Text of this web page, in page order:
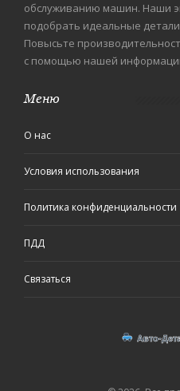
обслуживанию машин. Наши
подобрать идеальные
Повысьте
с помощью нашей
Меню
О нас
Условия использования
Политика конфиденциальности
ПДД
Связаться